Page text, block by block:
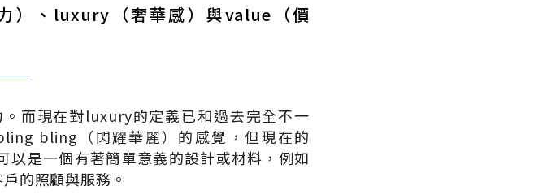
）、luxury（奢華感）與value（價
而現在對luxury的定義已和過去完全不一
bling（閃耀華麗）的感覺，但現在的
是一個有著簡單意義的設計或材料，例如
的照顧與服務。